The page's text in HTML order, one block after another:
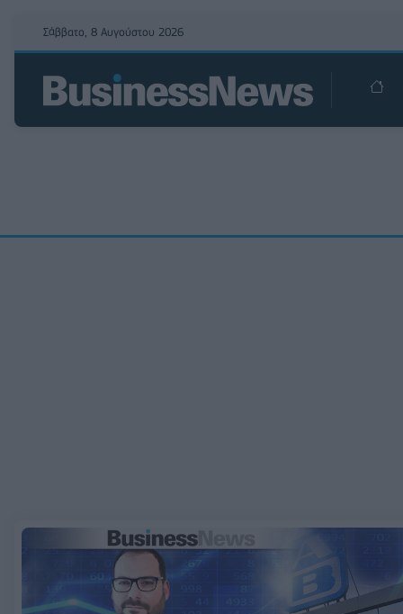
Σάββατο, 8 Αυγούστου 2026